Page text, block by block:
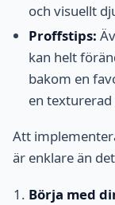
och visuellt
Proffstips:
kan helt
bakom en
en texturerad
Att
är enklare än
Börja med